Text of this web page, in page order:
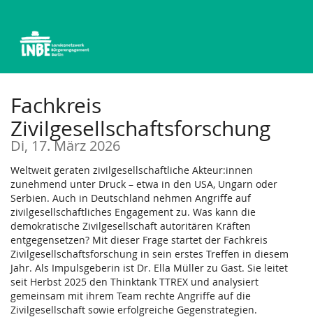
Inhalt
springen
Fachkreis
Zivilgesellschaftsforschung
Di, 17. März 2026
Weltweit geraten zivilgesellschaftliche Akteur:innen
zunehmend unter Druck – etwa in den USA, Ungarn oder
Serbien. Auch in Deutschland nehmen Angriffe auf
zivilgesellschaftliches Engagement zu. Was kann die
demokratische Zivilgesellschaft autoritären Kräften
entgegensetzen? Mit dieser Frage startet der Fachkreis
Zivilgesellschaftsforschung in sein erstes Treffen in diesem
Jahr. Als Impulsgeberin ist Dr. Ella Müller zu Gast. Sie leitet
seit Herbst 2025 den Thinktank TTREX und analysiert
gemeinsam mit ihrem Team rechte Angriffe auf die
Zivilgesellschaft sowie erfolgreiche Gegenstrategien.